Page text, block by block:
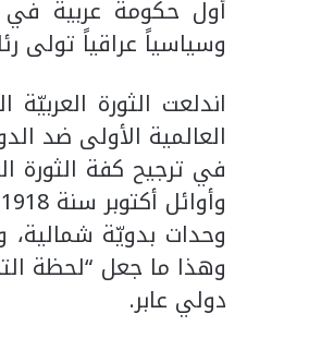
وسياسياً عراقياً تولى
العالمية الأولى ضد
في ترجيح كفة الثورة
وحدات بدويّة شمالية،
وهذا ما جعل “لحظة
دولي عابر.